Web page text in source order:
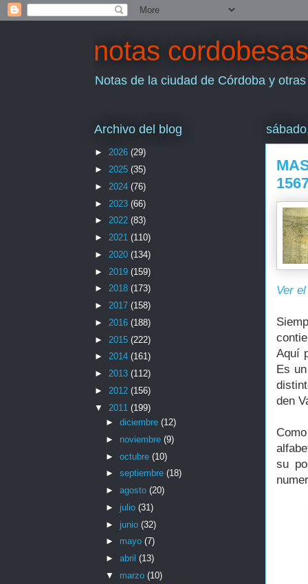
notas cordobesas
Notas de la ciudad de Córdoba y
Ver
Aquí
Es
den
su
Archivo del blog
► 2026 (29)
► 2025 (35)
► 2024 (76)
► 2023 (66)
► 2022 (83)
► 2021 (110)
► 2020 (134)
► 2019 (159)
► 2018 (173)
► 2017 (158)
► 2016 (188)
► 2015 (222)
► 2014 (161)
► 2013 (112)
► 2012 (156)
▼ 2011 (199)
► diciembre (12)
► noviembre (9)
► octubre (10)
► septiembre (18)
► agosto (20)
► julio (31)
► junio (32)
► mayo (7)
► abril (13)
▼ marzo (10)